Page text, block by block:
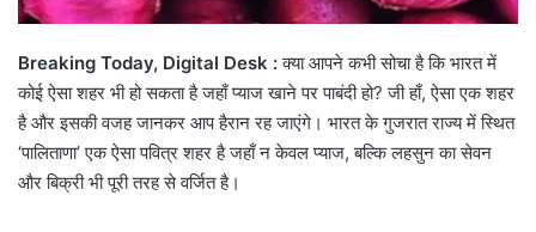
Breaking Today, Digital Desk :क्या आपने कभी सोचा है कि भारत में
कोई ऐसा शहर भी हो सकता है जहाँ प्याज खाने पर पाबंदी हो? जी हाँ, ऐसा एक शहर
है और इसकी वजह जानकर आप हैरान रह जाएंगे। भारत के गुजरात राज्य में स्थित
‘पालिताणा’ एक ऐसा पवित्र शहर है जहाँ न केवल प्याज, बल्कि लहसुन का सेवन
और बिक्री भी पूरी तरह से वर्जित है।